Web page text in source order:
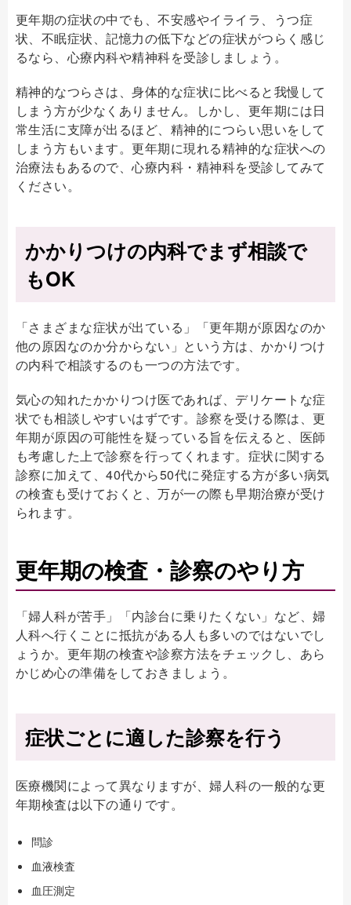
更年期の症状の中でも、不安感やイライラ、うつ症
状、不眠症状、記憶力の低下などの症状がつらく感じ
るなら、心療内科や精神科を受診しましょう。
精神的なつらさは、身体的な症状に比べると我慢して
しまう方が少なくありません。しかし、更年期には日
常生活に支障が出るほど、精神的につらい思いをして
しまう方もいます。更年期に現れる精神的な症状への
治療法もあるので、心療内科・精神科を受診してみて
ください。
かかりつけの内科でまず相談で
もOK
「さまざまな症状が出ている」「更年期が原因なのか
他の原因なのか分からない」という方は、かかりつけ
の内科で相談するのも一つの方法です。
気心の知れたかかりつけ医であれば、デリケートな症
状でも相談しやすいはずです。診察を受ける際は、更
年期が原因の可能性を疑っている旨を伝えると、医師
も考慮した上で診察を行ってくれます。症状に関する
診察に加えて、40代から50代に発症する方が多い病気
の検査も受けておくと、万が一の際も早期治療が受け
られます。
更年期の検査・診察のやり方
「婦人科が苦手」「内診台に乗りたくない」など、婦
人科へ行くことに抵抗がある人も多いのではないでし
ょうか。更年期の検査や診察方法をチェックし、あら
かじめ心の準備をしておきましょう。
症状ごとに適した診察を行う
医療機関によって異なりますが、婦人科の一般的な更
年期検査は以下の通りです。
問診
血液検査
血圧測定